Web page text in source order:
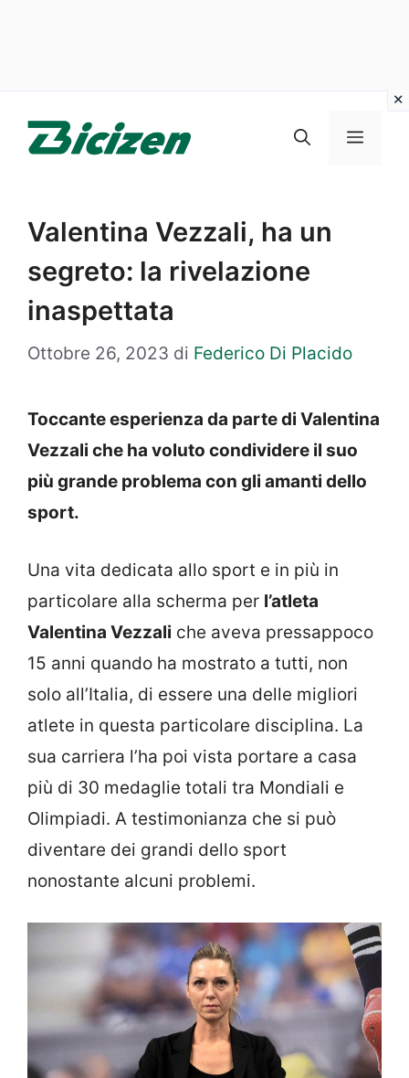
Menu
Valentina Vezzali, ha un
segreto: la rivelazione
inaspettata
Ottobre 26, 2023 di Federico Di Placido
Toccante esperienza da parte di Valentina
Vezzali che ha voluto condividere il suo
più grande problema con gli amanti dello
sport.
Una vita dedicata allo sport e in più in
particolare alla scherma per l’atleta
Valentina Vezzali che aveva pressappoco
15 anni quando ha mostrato a tutti, non
solo all’Italia, di essere una delle migliori
atlete in questa particolare disciplina. La
sua carriera l’ha poi vista portare a casa
più di 30 medaglie totali tra Mondiali e
Olimpiadi. A testimonianza che si può
diventare dei grandi dello sport
nonostante alcuni problemi.